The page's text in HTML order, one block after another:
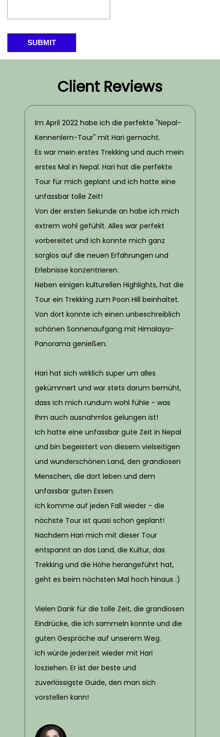
Client Reviews
Im April 2022 habe ich die perfekte "Nepal-
Kennenlern-Tour" mit Hari gemacht.
Es war mein erstes Trekking und auch mein
erstes Mal in Nepal. Hari hat die perfekte
Tour für mich geplant und ich hatte eine
unfassbar tolle Zeit!
Von der ersten Sekunde an habe ich mich
extrem wohl gefühlt. Alles war perfekt
vorbereitet und ich konnte mich ganz
sorglos auf die neuen Erfahrungen und
Erlebnisse konzentrieren.
Neben einigen kulturellen Highlights, hat die
Tour ein Trekking zum Poon Hill beinhaltet.
Von dort konnte ich einen unbeschreiblich
schönen Sonnenaufgang mit Himalaya-
Panorama genießen.
Hari hat sich wirklich super um alles
gekümmert und war stets darum bemüht,
dass ich mich rundum wohl fühle - was
ihm auch ausnahmlos gelungen ist!
Ich hatte eine unfassbar gute Zeit in Nepal
und bin begeistert von diesem vielseitigen
und wunderschönen Land, den grandiosen
Menschen, die dort leben und dem
unfassbar guten Essen.
Ich komme auf jeden Fall wieder - die
nächste Tour ist quasi schon geplant!
Nachdem Hari mich mit dieser Tour
entspannt an das Land, die Kultur, das
Trekking und die Höhe herangeführt hat,
geht es beim nächsten Mal hoch hinaus :)
Vielen Dank für die tolle Zeit, die grandiosen
Eindrücke, die ich sammeln konnte und die
guten Gespräche auf unserem Weg.
Ich würde jederzeit wieder mit Hari
losziehen. Er ist der beste und
zuverlässigste Guide, den man sich
vorstellen kann!